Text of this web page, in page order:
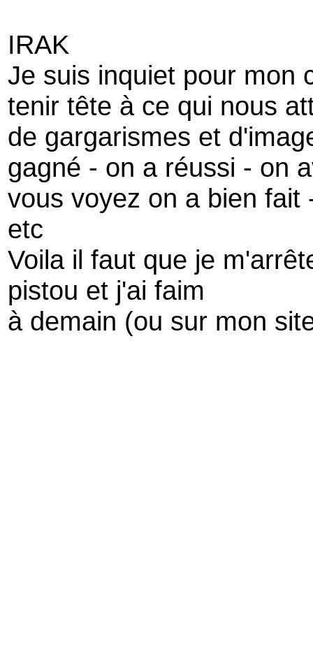
IRAK
Je suis inquiet pour mon
tenir tête à ce qui nous
de gargarismes et
gagné - on a réussi - on
vous voyez on a bien
etc
Voila il faut que je
pistou et j'ai faim
à demain (ou sur mon